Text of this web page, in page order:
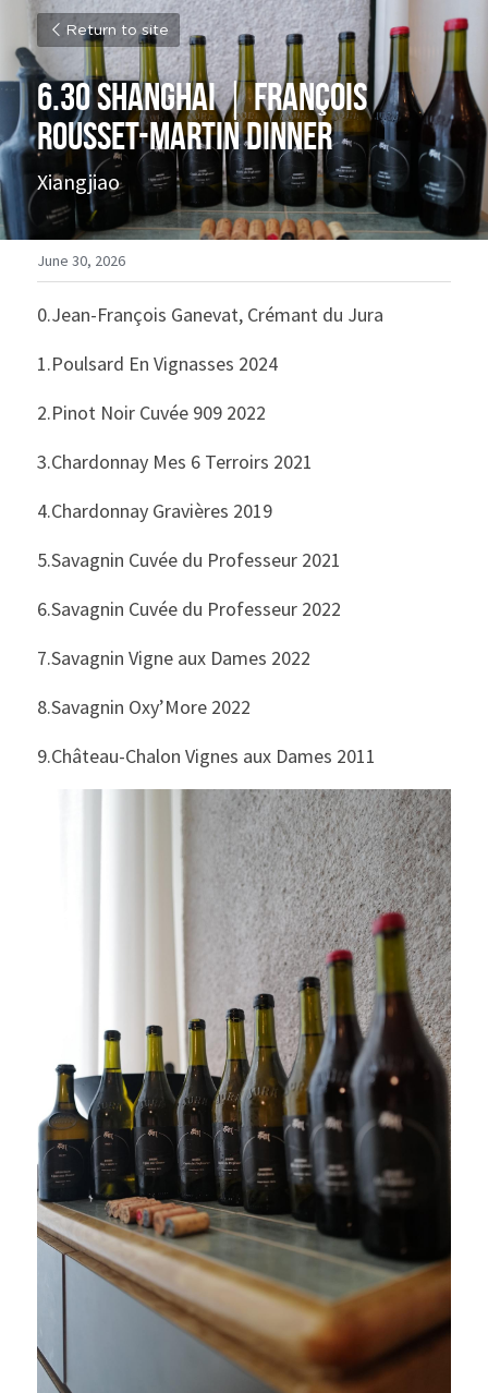
Return to site
6.30 Shanghai｜François
Rousset-Martin Dinner
Xiangjiao
June 30, 2026
0.Jean-François Ganevat, Crémant du Jura
1.Poulsard En Vignasses 2024
2.Pinot Noir Cuvée 909 2022
3.Chardonnay Mes 6 Terroirs 2021
4.Chardonnay Gravières 2019
5.Savagnin Cuvée du Professeur 2021
6.Savagnin Cuvée du Professeur 2022
7.Savagnin Vigne aux Dames 2022
8.Savagnin Oxy’More 2022
9.Château-Chalon Vignes aux Dames 2011